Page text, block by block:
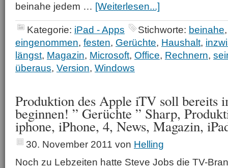
beinahe jedem … [Weiterlesen...]
Kategorie: iPad - Apps Stichworte: beinahe
eingenommen, festen, Gerüchte, Haushalt,
längst, Magazin, Microsoft, Office, Rechnern,
überaus, Version, Windows
Produktion des Apple iTV soll bereits
beginnen! ” Gerüchte ” Sharp,
iphone, iPhone, 4, News, Magazin,
30. November 2011 von Helling
Noch zu Lebzeiten hatte Steve Jobs die TV-